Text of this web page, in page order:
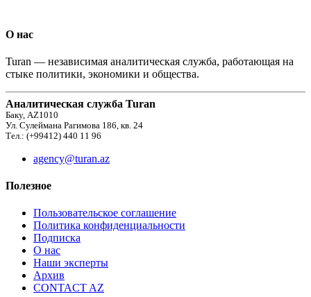
О нас
Turan — независимая аналитическая служба, работающая на
стыке политики, экономики и общества.
Аналитическая служба Turan
Баку, AZ1010
Ул. Сулеймана Рагимова 186, кв. 24
Тел.: (+99412) 440 11 96
agency@turan.az
Полезное
Пользовательское соглашение
Политика конфиденциальности
Подписка
О нас
Наши эксперты
Архив
CONTACT AZ